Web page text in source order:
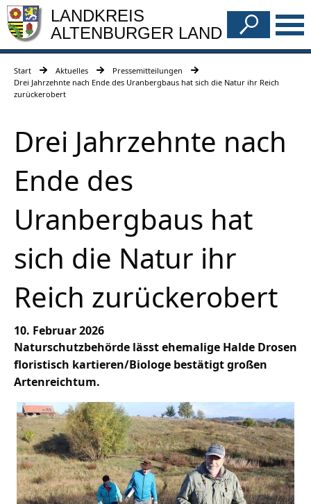
LANDKREIS
ALTENBURGER LAND
Start Aktuelles
Pressemitteilungen
Drei Jahrzehnte nach Ende des Uranbergbaus hat sich die Natur ihr Reich
zurückerobert
Drei Jahrzehnte nach
Ende des
Uranbergbaus hat
sich die Natur ihr
Reich zurückerobert
10. Februar 2026
Naturschutzbehörde lässt ehemalige Halde Drosen
floristisch kartieren/Biologe bestätigt großen
Artenreichtum.